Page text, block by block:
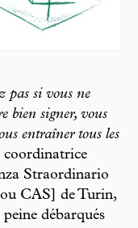
pas si vous ne
bien signer, vous
entraîner tous les
coordinatrice
Straordinario
ou CAS] de Turin,
débarqués